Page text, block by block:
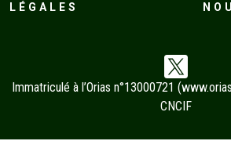
LÉGALES
Immatriculé à l’Orias n°13000721 (
CNCIF